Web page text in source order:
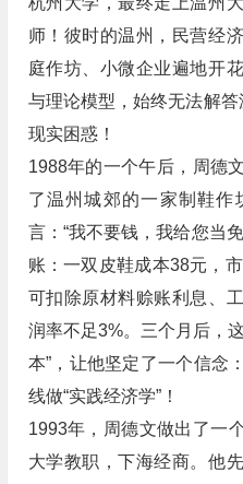
师！彼时的温州，民营经
庭作坊、小微企业遍地开
与理论模型，始终无法解答
现实困惑！
1988年的一个午后，周德
了温州城郊的一家制鞋作
言：“我不要钱，我给您当
账：一双皮鞋成本38元，
可扣除原材料赊账利息、
润率不足3%。三个月后，
本”，让他坚定了一个信念
线做“实践经济学”！
1993年，周德文做出了
大学教职，下海经商。他